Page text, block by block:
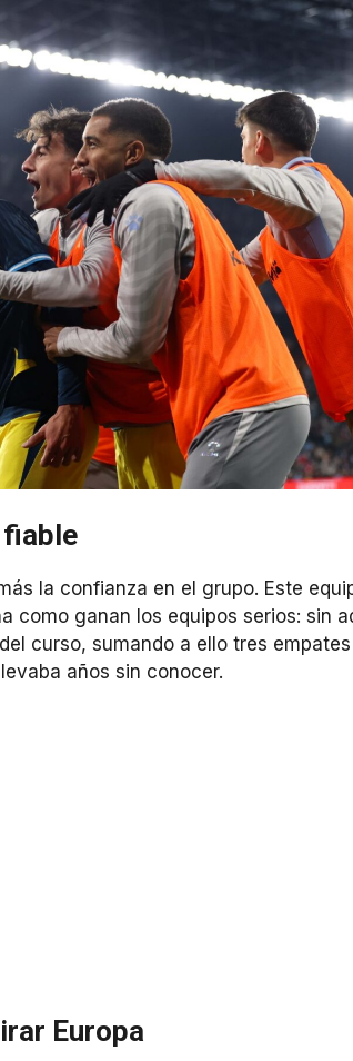
la confianza en el grupo. Este
como ganan los equipos serios: sin
curso, sumando a ello tres
años sin conocer.
Europa